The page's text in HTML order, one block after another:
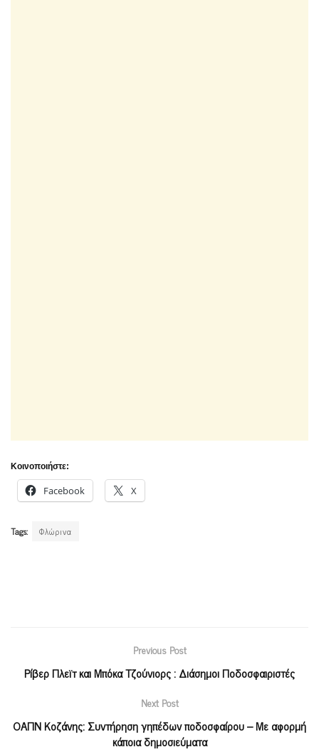
Κοινοποιήστε:
Facebook X
Tags: Φλώρινα
Previous Post
Ρίβερ Πλεϊτ και Μπόκα Τζούνιορς : Διάσημοι Ποδοσφαιριστές
Next Post
ΟΑΠΝ Κοζάνης: Συντήρηση γηπέδων ποδοσφαίρου – Με αφορμή
κάποια δημοσιεύματα